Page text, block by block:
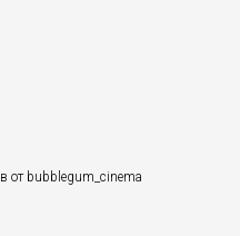
от bubblegum_cinema